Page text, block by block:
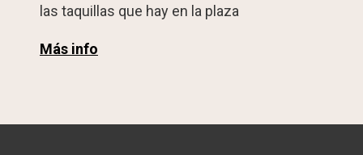
las taquillas que hay en la plaza
Más info